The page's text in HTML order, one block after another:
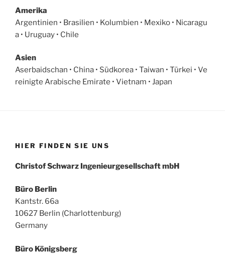
Amerika
Argentinien • Brasilien • Kolumbien • Mexiko • Nicaragu
a • Uruguay • Chile
Asien
Aserbaidschan • China • Südkorea • Taiwan • Türkei • Ve
reinigte Arabische Emirate • Vietnam • Japan
HIER FINDEN SIE UNS
Christof Schwarz Ingenieurgesellschaft mbH
Büro Berlin
Kantstr. 66a
10627 Berlin (Charlottenburg)
Germany
Büro Königsberg